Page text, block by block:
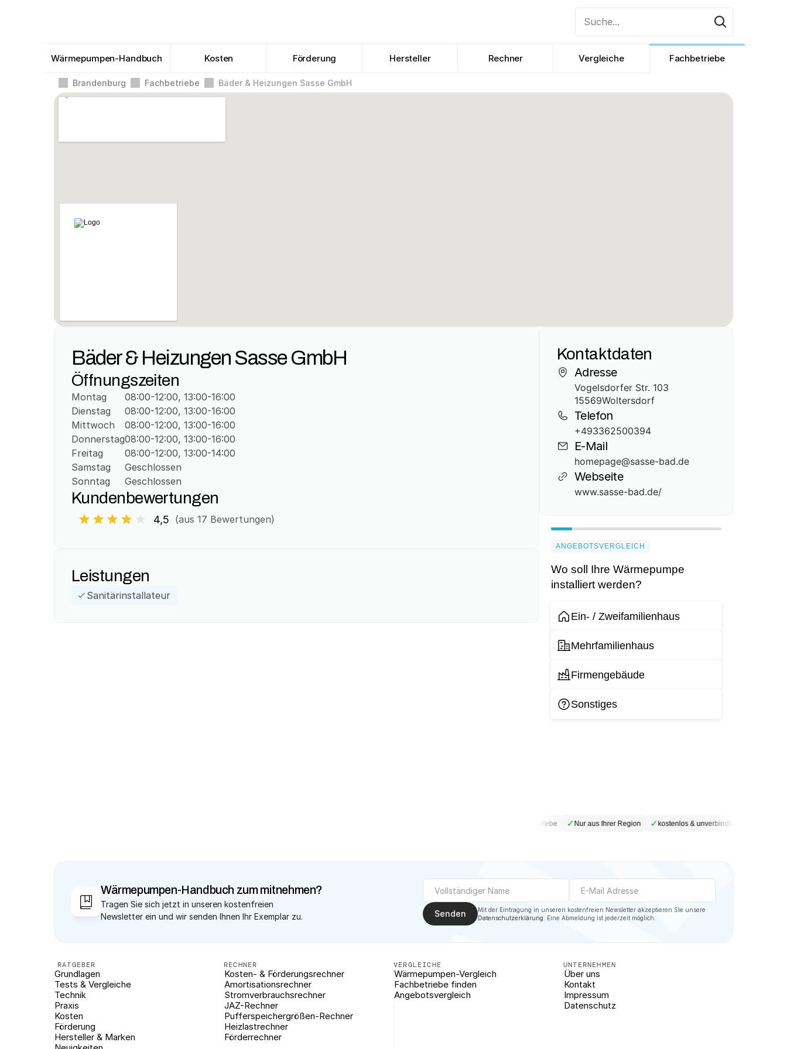
Suche...
Wärmepumpen-Handbuch Kosten Förderung Hersteller Rechner Vergleiche Fachbetriebe
Brandenburg Fachbetriebe Bäder & Heizungen Sasse GmbH
Bäder & Heizungen Sasse GmbH
Öffnungszeiten
Montag
Dienstag
Mittwoch
Donnerstag
Freitag
Samstag
Sonntag
08:00-12:00, 13:00-16:00
08:00-12:00, 13:00-16:00
08:00-12:00, 13:00-16:00
08:00-12:00, 13:00-16:00
08:00-12:00, 13:00-14:00
Geschlossen
Geschlossen
Kundenbewertungen
4,5 (aus 17 Bewertungen)
Leistungen
Sanitärinstallateur
Kontaktdaten
Adresse
Vogelsdorfer Str. 103
15569Woltersdorf
Telefon
+493362500394
E-Mail
homepage@sasse-bad.de
Webseite
www.sasse-bad.de/
ANGEBOTSVERGLEICH
Wo soll Ihre Wärmepumpe
installiert werden?
Ein- / Zweifamilienhaus
Mehrfamilienhaus
Firmengebäude
Sonstiges
Geprüfte Fachbetriebe ✓Nur aus Ihrer Region ✓kostenlos & unverbindlich
Wärmepumpen-Handbuch zum mitnehmen?
Tragen Sie sich jetzt in unseren kostenfreien
Newsletter ein und wir senden Ihnen Ihr Exemplar zu.
Senden
Datenschutzerklärung . Eine Abmeldung ist jederzeit möglich.
RATGEBER
Grundlagen
Tests & Vergleiche
Technik
Praxis
Kosten
Förderung
Hersteller & Marken
RECHNER
Kosten- & Förderungsrechner
Amortisationsrechner
Stromverbrauchsrechner
JAZ-Rechner
Pufferspeichergrößen-Rechner
Heizlastrechner
Förderrechner
VERGLEICHE
Wärmepumpen-Vergleich
Fachbetriebe finden
Angebotsvergleich
UNTERNEHMEN
Über uns
Kontakt
Impressum
Datenschutz